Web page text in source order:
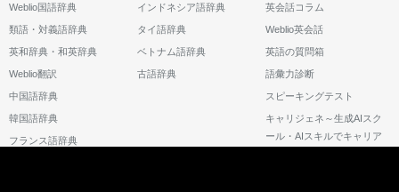
Weblio国語辞典
類語・対義語辞典
英和辞典・和英辞典
Weblio翻訳
中国語辞典
韓国語辞典
フランス語辞典
インドネシア語辞典
タイ語辞典
ベトナム語辞典
古語辞典
英会話コラム
Weblio英会話
英語の質問箱
語彙力診断
スピーキングテスト
キャリジェネ～生成AIスク
ール・AIスキルでキャリア